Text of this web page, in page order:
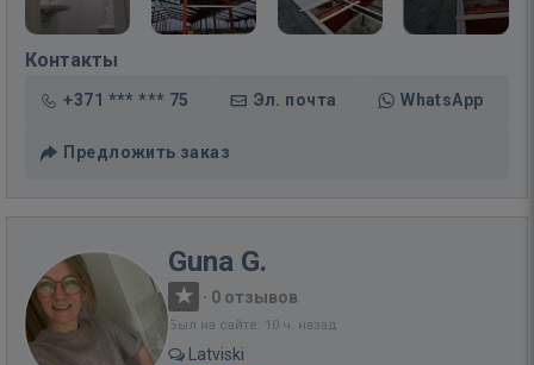
Контакты
+371 *** *** 75 Эл. почта WhatsApp
Предложить заказ
Guna G.
· 0 отзывов
Был на сайте: 10 ч. назад
Latviski